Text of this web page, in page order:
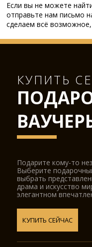
Если вы не можете
отправьте нам письмо
сделаем всё
КУПИТЬ
Подарите кому-то
Выберите
выбрать
драма и искусство
элегантном
КУПИТЬ СЕЙЧАС